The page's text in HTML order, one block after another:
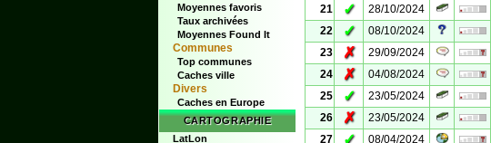
Moyennes favoris
Taux archivées
Moyennes Found It
Communes
Top communes
Caches ville
Divers
Caches en Europe
CARTOGRAPHIE
LatLon
21
✓ 28/10/2024
22
✓ 08/10/2024
23
✗ 29/09/2024
24
✗ 04/08/2024
25
✓ 23/05/2024
26
✗ 23/05/2024
27
08/04/2024